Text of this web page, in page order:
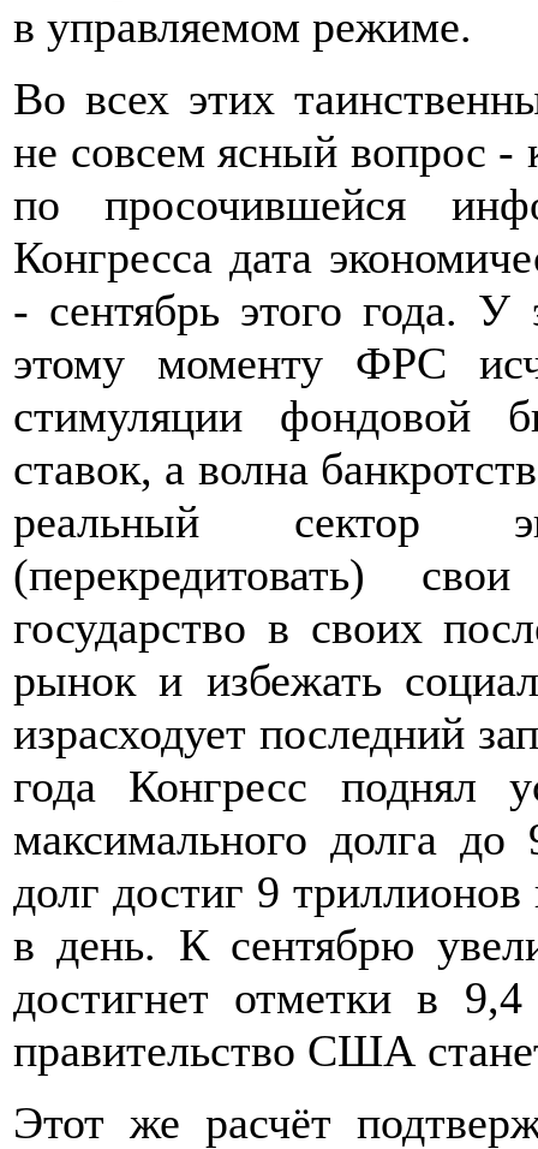
в управляемом режиме.
Во всех этих
не совсем ясный вопрос -
по просочившейся
Конгресса дата
- сентябрь этого года.
этому моменту ФРС
стимуляции фондовой
ставок, а волна
реальный сектор
(перекредитовать)
государство в своих
рынок и избежать
израсходует последний
года Конгресс поднял
максимального долга
долг достиг 9
в день. К сентябрю
достигнет отметки в
правительство США
Этот же расчёт